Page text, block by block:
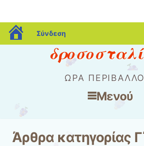
blogs.sch.gr
Σύνδεση
ΏΡΑ
Μενού
Μετάβαση στο περιεχόμενο
Άρθρα κατηγορίας